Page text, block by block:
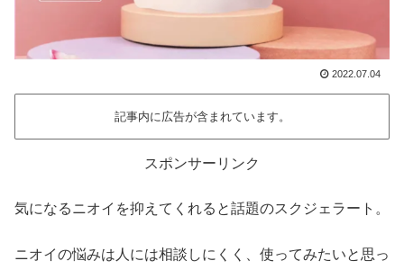
2022.07.04
記事内に広告が含まれています。
スポンサーリンク
気になるニオイを抑えてくれると話題のスクジェラート。
ニオイの悩みは人には相談しにくく、使ってみたいと思っ